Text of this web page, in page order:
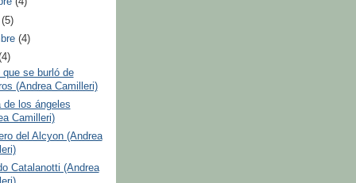
(5)
(4)
que se burló de
(Andrea Camilleri)
de los ángeles
Camilleri)
del Alcyon (Andrea
Catalanotti (Andrea